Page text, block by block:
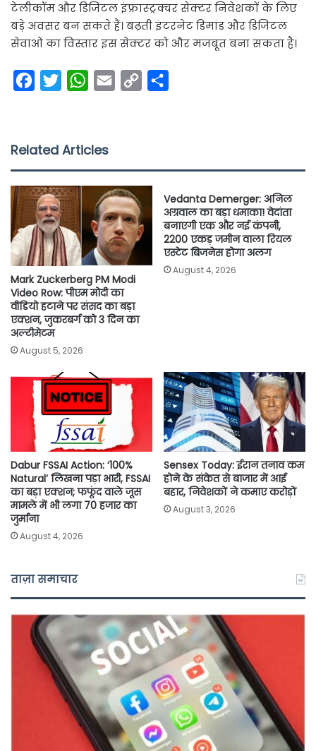
टेलीकॉम और डिजिटल इंफ्रास्ट्रक्चर सेक्टर निवेशकों के लिए
बड़े अवसर बन सकते हैं। बढ़ती इंटरनेट डिमांड और डिजिटल
सेवाओं का विस्तार इस सेक्टर को और मजबूत बना सकता है।
e
o
o
k
t
e
r
W
t
A
p
p
i
k
Related Articles
Mark Zuckerberg PM Modi
Video Row: पीएम मोदी का
वीडियो हटाने पर संसद का बड़ा
एक्शन, जुकरबर्ग को 3 दिन का
अल्टीमेटम
August 5, 2026
Vedanta Demerger: अनिल
अग्रवाल का बड़ा धमाका! वेदांता
बनाएगी एक और नई कंपनी,
2200 एकड़ जमीन वाला रियल
एस्टेट बिजनेस होगा अलग
August 4, 2026
Dabur FSSAI Action: ‘100%
Natural’ लिखना पड़ा भारी, FSSAI
का बड़ा एक्शन; फफूंद वाले जूस
मामले में भी लगा 70 हजार का
जुर्माना
August 4, 2026
Sensex Today: ईरान तनाव कम
होने के संकेत से बाजार में आई
बहार, निवेशकों ने कमाए करोड़ों
August 3, 2026
ताज़ा समाचार